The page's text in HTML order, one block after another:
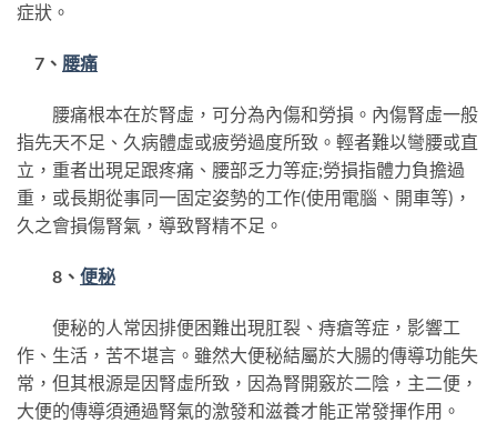
症狀。
7、 腰痛
腰痛根本在於腎虛，可分為內傷和勞損。內傷腎虛一般
指先天不足、久病體虛或疲勞過度所致。輕者難以彎腰或直
立，重者出現足跟疼痛、腰部乏力等症;勞損指體力負擔過
重，或長期從事同一固定姿勢的工作(使用電腦、開車等)，
久之會損傷腎氣，導致腎精不足。
8、 便秘
便秘的人常因排便困難出現肛裂、痔瘡等症，影響工
作、生活，苦不堪言。雖然大便秘結屬於大腸的傳導功能失
常，但其根源是因腎虛所致，因為腎開竅於二陰，主二便，
大便的傳導須通過腎氣的激發和滋養才能正常發揮作用。